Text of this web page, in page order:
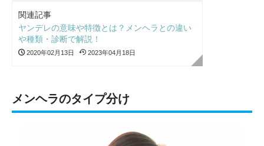
関連記事
ヤンデレの意味や特徴とは？メンヘラとの違い
や種類・診断で解説！
2020年02月13日 2023年04月18日
メンヘラのタイプ分け